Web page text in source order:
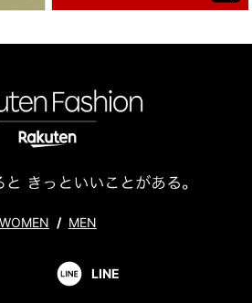
WOMEN / MEN
LINE